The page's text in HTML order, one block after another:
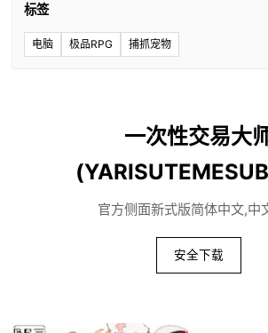
标签
电脑 极品RPG 捕抓宠物
一次性交易大
官方侧面新式版简体中文,中
安全下载